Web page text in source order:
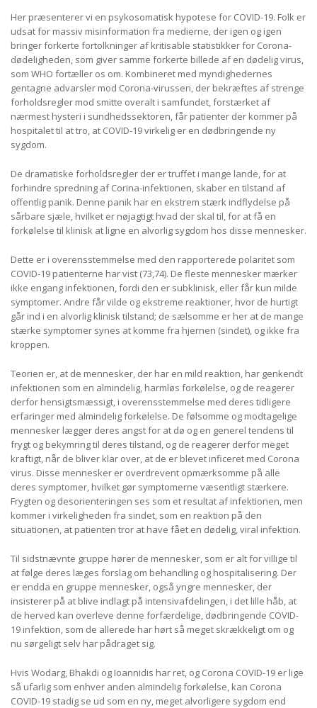
Her præsenterer vi en psykosomatisk hypotese for COVID-19. Folk er
udsat for massiv misinformation fra medierne, der igen og igen
bringer forkerte fortolkninger af kritisable statistikker for Corona-
dødeligheden, som giver samme forkerte billede af en dødelig virus,
som WHO fortæller os om. Kombineret med myndighedernes
gentagne advarsler mod Corona-virussen, der bekræftes af strenge
forholdsregler mod smitte overalt i samfundet, forstærket af
nærmest hysteri i sundhedssektoren, får patienter der kommer på
hospitalet til at tro, at COVID-19 virkelig er en dødbringende ny
sygdom.
De dramatiske forholdsregler der er truffet i mange lande, for at
forhindre spredning af Corina-infektionen, skaber en tilstand af
offentlig panik. Denne panik har en ekstrem stærk indflydelse på
sårbare sjæle, hvilket er nøjagtigt hvad der skal til, for at få en
forkølelse til klinisk at ligne en alvorlig sygdom hos disse mennesker.
Dette er i overensstemmelse med den rapporterede polaritet som
COVID-19 patienterne har vist (73,74). De fleste mennesker mærker
ikke engang infektionen, fordi den er subklinisk, eller får kun milde
symptomer. Andre får vilde og ekstreme reaktioner, hvor de hurtigt
går ind i en alvorlig klinisk tilstand; de sælsomme er her at de mange
stærke symptomer synes at komme fra hjernen (sindet), og ikke fra
kroppen.
Teorien er, at de mennesker, der har en mild reaktion, har genkendt
infektionen som en almindelig, harmløs forkølelse, og de reagerer
derfor hensigtsmæssigt, i overensstemmelse med deres tidligere
erfaringer med almindelig forkølelse. De følsomme og modtagelige
mennesker lægger deres angst for at dø og en generel tendens til
frygt og bekymring til deres tilstand, og de reagerer derfor meget
kraftigt, når de bliver klar over, at de er blevet inficeret med Corona
virus. Disse mennesker er overdrevent opmærksomme på alle
deres symptomer, hvilket gør symptomerne væsentligt stærkere.
Frygten og desorienteringen ses som et resultat af infektionen, men
kommer i virkeligheden fra sindet, som en reaktion på den
situationen, at patienten tror at have fået en dødelig, viral infektion.
Til sidstnævnte gruppe hører de mennesker, som er alt for villige til
at følge deres læges forslag om behandling og hospitalisering. Der
er endda en gruppe mennesker, også yngre mennesker, der
insisterer på at blive indlagt på intensivafdelingen, i det lille håb, at
de herved kan overleve denne forfærdelige, dødbringende COVID-
19 infektion, som de allerede har hørt så meget skrækkeligt om og
nu sørgeligt selv har pådraget sig.
Hvis Wodarg, Bhakdi og Ioannidis har ret, og Corona COVID-19 er lige
så ufarlig som enhver anden almindelig forkølelse, kan Corona
COVID-19 stadig se ud som en ny, meget alvorligere sygdom end